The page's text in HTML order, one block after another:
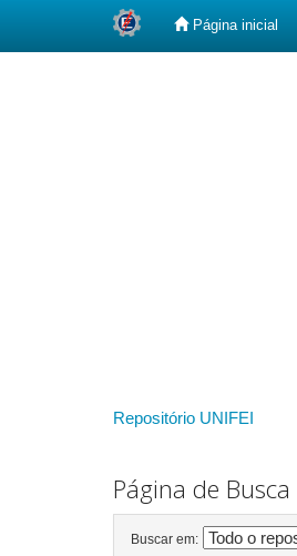
Página inicial
Repositório UNIFEI
Página de Busca
Buscar em: